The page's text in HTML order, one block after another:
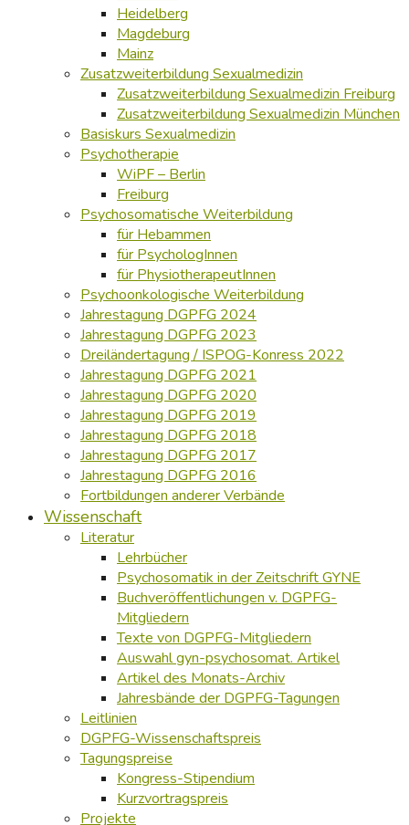
Heidelberg
Magdeburg
Mainz
Zusatzweiterbildung Sexualmedizin
Zusatzweiterbildung Sexualmedizin Freiburg
Zusatzweiterbildung Sexualmedizin München
Basiskurs Sexualmedizin
Psychotherapie
WiPF – Berlin
Freiburg
Psychosomatische Weiterbildung
für Hebammen
für PsychologInnen
für PhysiotherapeutInnen
Psychoonkologische Weiterbildung
Jahrestagung DGPFG 2024
Jahrestagung DGPFG 2023
Dreiländertagung / ISPOG-Konress 2022
Jahrestagung DGPFG 2021
Jahrestagung DGPFG 2020
Jahrestagung DGPFG 2019
Jahrestagung DGPFG 2018
Jahrestagung DGPFG 2017
Jahrestagung DGPFG 2016
Fortbildungen anderer Verbände
Wissenschaft
Literatur
Lehrbücher
Psychosomatik in der Zeitschrift GYNE
Buchveröffentlichungen v. DGPFG-
Mitgliedern
Texte von DGPFG-Mitgliedern
Auswahl gyn-psychosomat. Artikel
Artikel des Monats-Archiv
Jahresbände der DGPFG-Tagungen
Leitlinien
DGPFG-Wissenschaftspreis
Tagungspreise
Kongress-Stipendium
Kurzvortragspreis
Projekte